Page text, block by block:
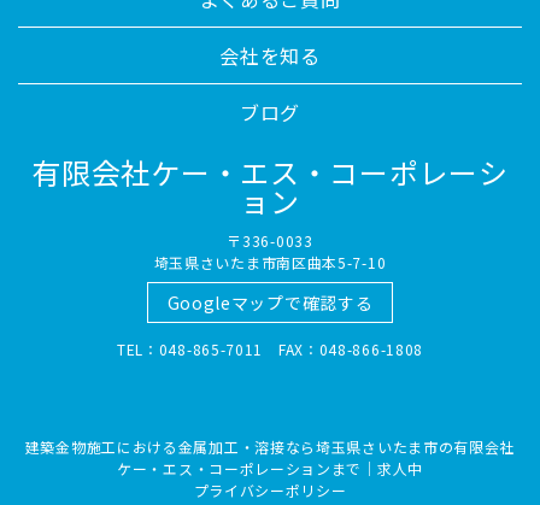
会社を知る
ブログ
有限会社ケー・エス・コーポレーシ
ョン
〒336-0033
埼玉県さいたま市南区曲本5-7-10
Googleマップで確認する
TEL：048-865-7011 FAX：048-866-1808
建築金物施工における金属加工・溶接なら埼玉県さいたま市の有限会社
ケー・エス・コーポレーションまで｜求人中
プライバシーポリシー